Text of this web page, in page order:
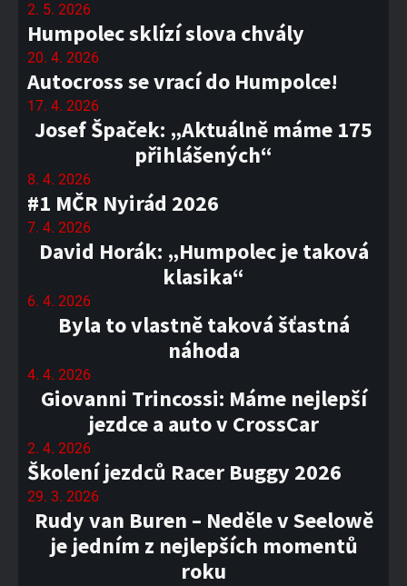
2. 5. 2026
Humpolec sklízí slova chvály
20. 4. 2026
Autocross se vrací do Humpolce!
17. 4. 2026
Josef Špaček: „Aktuálně máme 175
přihlášených“
8. 4. 2026
#1 MČR Nyirád 2026
7. 4. 2026
David Horák: „Humpolec je taková
klasika“
6. 4. 2026
Byla to vlastně taková šťastná
náhoda
4. 4. 2026
Giovanni Trincossi: Máme nejlepší
jezdce a auto v CrossCar
2. 4. 2026
Školení jezdců Racer Buggy 2026
29. 3. 2026
Rudy van Buren – Neděle v Seelowě
je jedním z nejlepších momentů
roku